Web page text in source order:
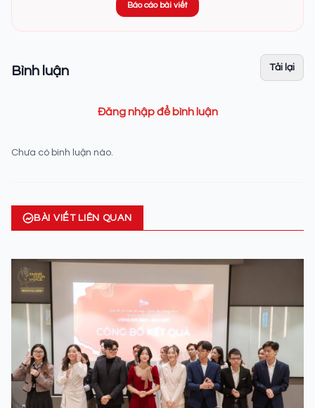
Báo cáo bài viết
Bình luận Tải lại
Đăng nhập để bình luận
Chưa có bình luận nào.
BÀI VIẾT LIÊN QUAN